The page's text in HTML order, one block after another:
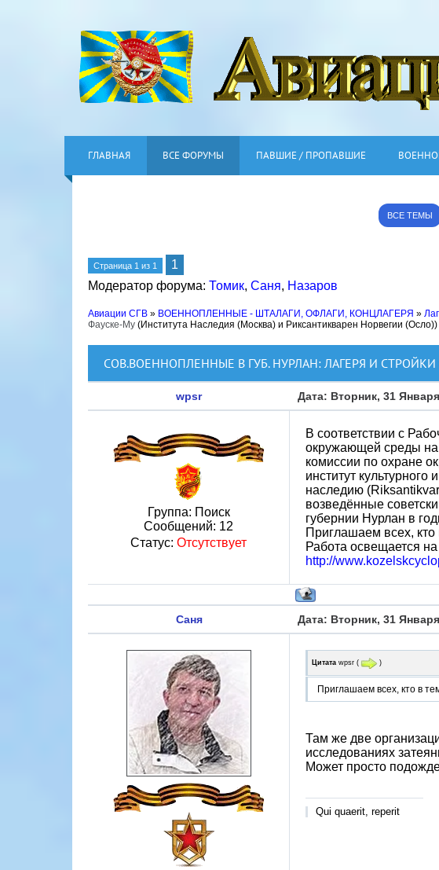
ГЛАВНАЯ ВСЕ ФОРУМЫ ПАВШИЕ / ПРОПАВШИЕ
ВСЕ ТЕМЫ
Страница 1 из 1
1
Модератор форума: Томик, Саня, Назаров
Авиации СГВ » ВОЕННОПЛЕННЫЕ - ШТАЛАГИ, ОФЛАГИ, КОНЦЛАГЕРЯ »
Фауске-Му (Института Наследия (Москва) и Риксантикварен Норвегии (Осло))
СОВ.ВОЕННОПЛЕННЫЕ В ГУБ. НУРЛАН: ЛАГЕРЯ И
wpsr Дата: Вторник, 31
Группа: Поиск
Сообщений: 12
Статус: Отсутствует
В соответствии с
окружающей среды на
комиссии по охране
институт
наследию
возведённые
губернии Нурлан в
Приглашаем всех, кто
Работа освещается
http://
Саня Дата: Вторник, 31
Цитата wpsr ( )
Приглашаем всех, кто в
Там же две
исследованиях
Может просто
Qui quaerit, reperit